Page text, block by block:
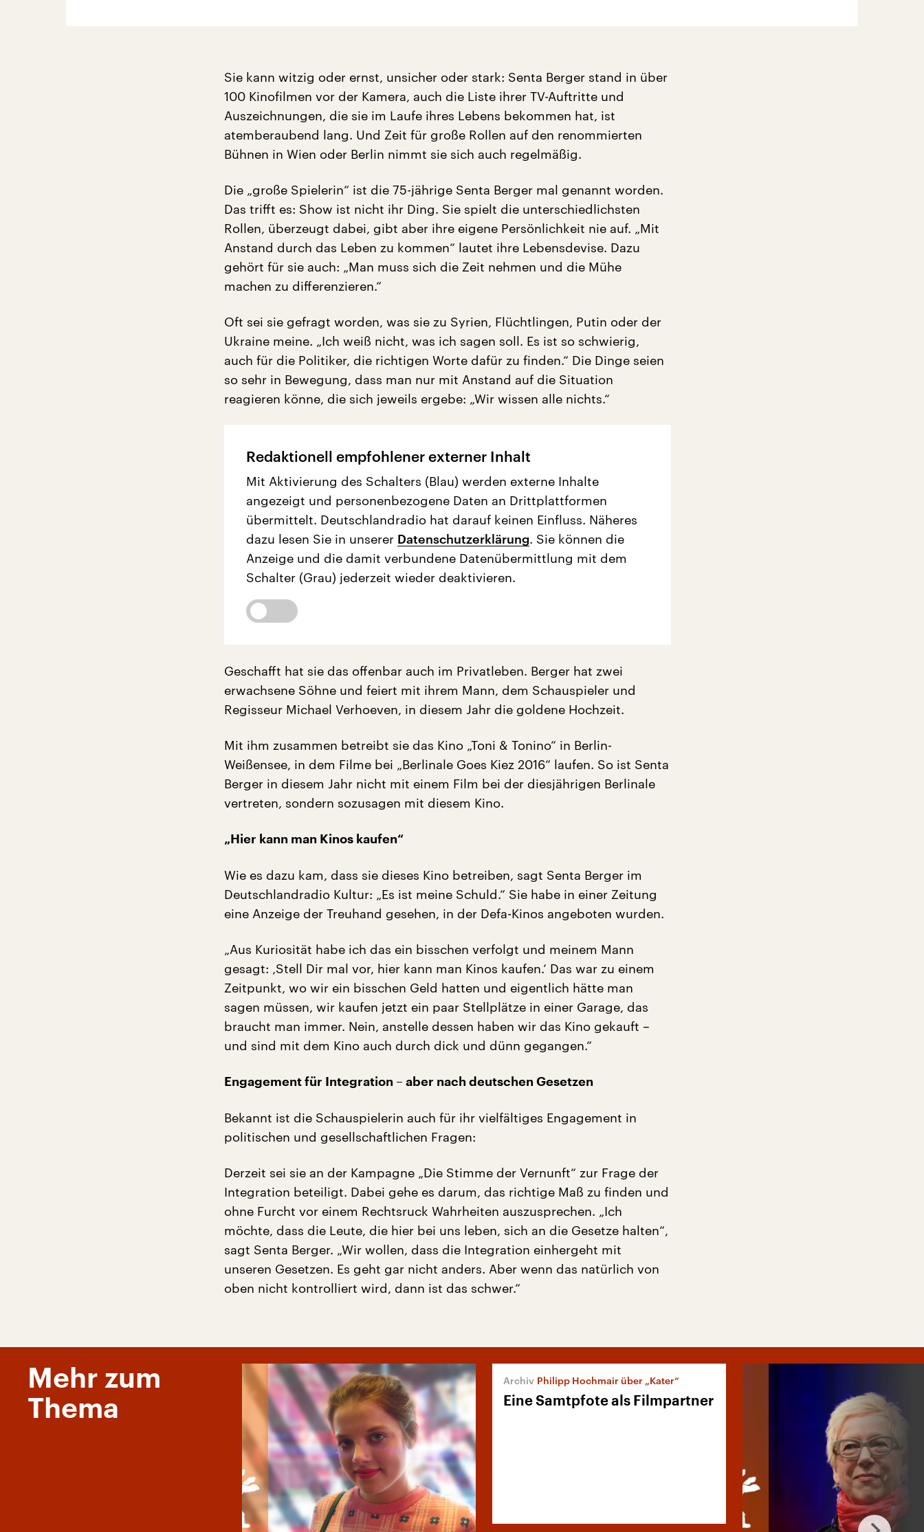
Sie kann witzig oder ernst, unsicher oder stark: Senta Berger stand in über
100 Kinofilmen vor der Kamera, auch die Liste ihrer TV-Auftritte und
Auszeichnungen, die sie im Laufe ihres Lebens bekommen hat, ist
atemberaubend lang. Und Zeit für große Rollen auf den renommierten
Bühnen in Wien oder Berlin nimmt sie sich auch regelmäßig.
Die „große Spielerin“ ist die 75-jährige Senta Berger mal genannt worden.
Das trifft es: Show ist nicht ihr Ding. Sie spielt die unterschiedlichsten
Rollen, überzeugt dabei, gibt aber ihre eigene Persönlichkeit nie auf. „Mit
Anstand durch das Leben zu kommen“ lautet ihre Lebensdevise. Dazu
gehört für sie auch: „Man muss sich die Zeit nehmen und die Mühe
machen zu differenzieren.“
Oft sei sie gefragt worden, was sie zu Syrien, Flüchtlingen, Putin oder der
Ukraine meine. „Ich weiß nicht, was ich sagen soll. Es ist so schwierig,
auch für die Politiker, die richtigen Worte dafür zu finden.“ Die Dinge seien
so sehr in Bewegung, dass man nur mit Anstand auf die Situation
reagieren könne, die sich jeweils ergebe: „Wir wissen alle nichts.“
Redaktionell empfohlener externer Inhalt
Mit Aktivierung des Schalters (Blau) werden externe Inhalte
angezeigt und personenbezogene Daten an Drittplattformen
übermittelt. Deutschlandradio hat darauf keinen Einfluss. Näheres
dazu lesen Sie in unserer Datenschutzerklärung. Sie können die
Anzeige und die damit verbundene Datenübermittlung mit dem
Schalter (Grau) jederzeit wieder deaktivieren.
Geschafft hat sie das offenbar auch im Privatleben. Berger hat zwei
erwachsene Söhne und feiert mit ihrem Mann, dem Schauspieler und
Regisseur Michael Verhoeven, in diesem Jahr die goldene Hochzeit.
Mit ihm zusammen betreibt sie das Kino „Toni & Tonino“ in Berlin-
Weißensee, in dem Filme bei „Berlinale Goes Kiez 2016“ laufen. So ist Senta
Berger in diesem Jahr nicht mit einem Film bei der diesjährigen Berlinale
vertreten, sondern sozusagen mit diesem Kino.
„Hier kann man Kinos kaufen“
Wie es dazu kam, dass sie dieses Kino betreiben, sagt Senta Berger im
Deutschlandradio Kultur: „Es ist meine Schuld.“ Sie habe in einer Zeitung
eine Anzeige der Treuhand gesehen, in der Defa-Kinos angeboten wurden.
„Aus Kuriosität habe ich das ein bisschen verfolgt und meinem Mann
gesagt: ‚Stell Dir mal vor, hier kann man Kinos kaufen.‘ Das war zu einem
Zeitpunkt, wo wir ein bisschen Geld hatten und eigentlich hätte man
sagen müssen, wir kaufen jetzt ein paar Stellplätze in einer Garage, das
braucht man immer. Nein, anstelle dessen haben wir das Kino gekauft –
und sind mit dem Kino auch durch dick und dünn gegangen.“
Engagement für Integration – aber nach deutschen Gesetzen
Bekannt ist die Schauspielerin auch für ihr vielfältiges Engagement in
politischen und gesellschaftlichen Fragen:
Derzeit sei sie an der Kampagne „Die Stimme der Vernunft“ zur Frage der
Integration beteiligt. Dabei gehe es darum, das richtige Maß zu finden und
ohne Furcht vor einem Rechtsruck Wahrheiten auszusprechen. „Ich
möchte, dass die Leute, die hier bei uns leben, sich an die Gesetze halten“,
sagt Senta Berger. „Wir wollen, dass die Integration einhergeht mit
unseren Gesetzen. Es geht gar nicht anders. Aber wenn das natürlich von
oben nicht kontrolliert wird, dann ist das schwer.“
Mehr zum
Thema
Philipp Hochmair über „Kater“
Eine Samtpfote als Filmpartner